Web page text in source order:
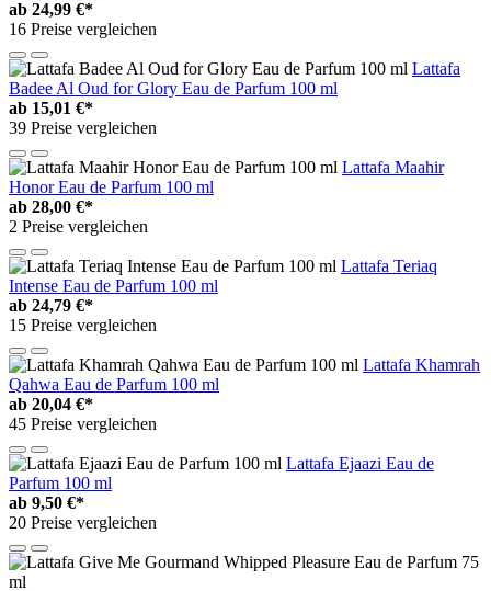
ab 24,99 €*
16 Preise vergleichen
Lattafa
Badee Al Oud for Glory Eau de Parfum 100 ml
ab 15,01 €*
39 Preise vergleichen
Lattafa Maahir
Honor Eau de Parfum 100 ml
ab 28,00 €*
2 Preise vergleichen
Lattafa Teriaq
Intense Eau de Parfum 100 ml
ab 24,79 €*
15 Preise vergleichen
Lattafa Khamrah
Qahwa Eau de Parfum 100 ml
ab 20,04 €*
45 Preise vergleichen
Lattafa Ejaazi Eau de
Parfum 100 ml
ab 9,50 €*
20 Preise vergleichen